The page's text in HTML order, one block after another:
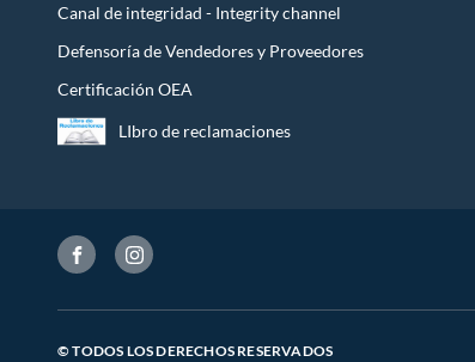
Canal de integridad - Integrity channel
Defensoría de Vendedores y Proveedores
Certificación OEA
LIbro de reclamaciones
© TODOS LOS DERECHOS RESERVADOS